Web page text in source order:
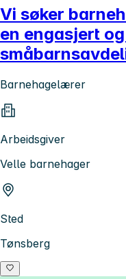
Vi søker
en engasjert
Barnehagelærer
Arbeidsgiver
Velle barnehager
Sted
Tønsberg